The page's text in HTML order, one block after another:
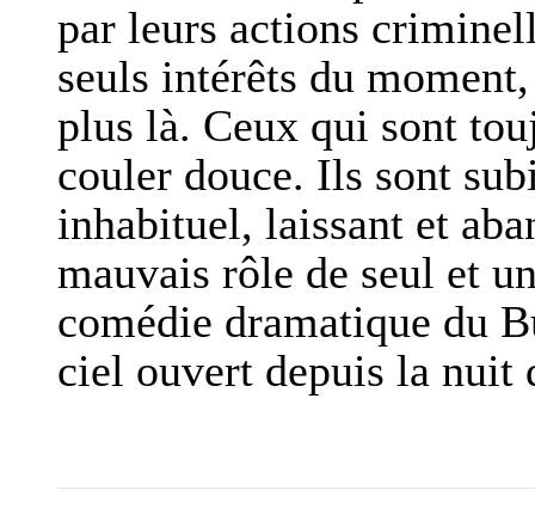
par leurs actions
seuls intérêts du
plus là. Ceux qui sont
couler douce. Ils sont
inhabituel, laissant et
mauvais rôle de seul et
comédie dramatique du
ciel ouvert depuis la nuit